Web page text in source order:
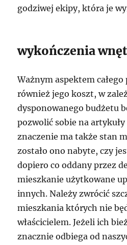
godziwej ekipy, która je
wykończenia
Ważnym aspektem
również jego koszt, w
dysponowanego budżetu
pozwolić sobie na
znaczenie ma także stan
zostało ono nabyte, czy
dopiero co oddany przez
mieszkanie użytkowane
innych. Należy zwrócić
mieszkania których nie
właścicielem. Jeżeli ich
znacznie odbiega od